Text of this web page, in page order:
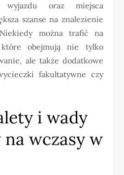
oraz miejsca
szanse na znalezienie
można trafić na
które obejmują nie tylko
ale także dodatkowe
fakultatywne czy
i wady
wczasy w